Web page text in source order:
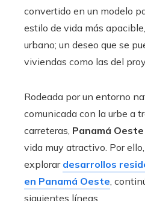
convertido en un modelo
estilo de vida más
urbano; un deseo que se
viviendas como las del
Rodeada por un entorno
comunicada con la urbe a
carreteras, Panamá Oeste
vida muy atractivo. Por
explorar desarrollos
en Panamá Oeste ,
siguientes líneas.